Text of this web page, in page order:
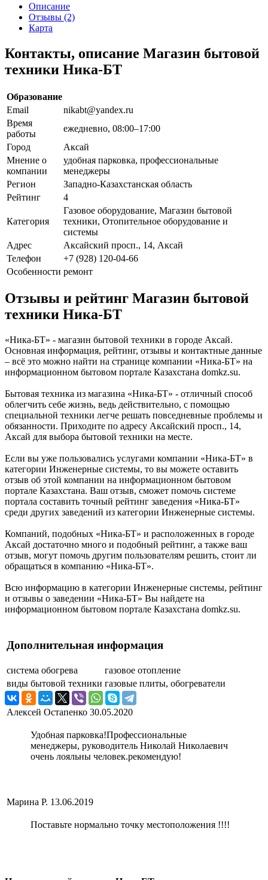
Описание
Отзывы (2)
Карта
Контакты, описание Магазин бытовой
техники Ника-БТ
Образование
Email
nikabt@yandex.ru
Время
работы
ежедневно, 08:00–17:00
Город
Аксай
Мнение о
компании
удобная парковка, профессиональные
менеджеры
Регион
Западно-Казахстанская область
Рейтинг
4
Категория
Газовое оборудование, Магазин бытовой
техники, Отопительное оборудование и
системы
Адрес
Аксайский просп., 14, Аксай
Телефон
+7 (928) 120-04-66
Особенности ремонт
Отзывы и рейтинг Магазин бытовой
техники Ника-БТ
«Ника-БТ» - магазин бытовой техники в городе Аксай.
Основная информация, рейтинг, отзывы и контактные данные
– всё это можно найти на странице компании «Ника-БТ» на
информационном бытовом портале Казахстана domkz.su.
Бытовая техника из магазина «Ника-БТ» - отличный способ
облегчить себе жизнь, ведь действительно, с помощью
специальной техники легче решать повседневные проблемы и
обязанности. Приходите по адресу Аксайский просп., 14,
Аксай для выбора бытовой техники на месте.
Если вы уже пользовались услугами компании «Ника-БТ» в
категории Инженерные системы, то вы можете оставить
отзыв об этой компании на информационном бытовом
портале Казахстана. Ваш отзыв, сможет помочь системе
портала составить точный рейтинг заведения «Ника-БТ»
среди других заведений из категории Инженерные системы.
Компаний, подобных «Ника-БТ» и расположенных в городе
Аксай достаточно много и подобный рейтинг, а также ваш
отзыв, могут помочь другим пользователям решить, стоит ли
обращаться в компанию «Ника-БТ».
Всю информацию в категории Инженерные системы, рейтинг
и отзывы о заведении «Ника-БТ» Вы найдете на
информационном бытовом портале Казахстана domkz.su.
Дополнительная информация
система обогрева
газовое отопление
виды бытовой техники газовые плиты, обогреватели
Алексей Остапенко 30.05.2020
Удобная парковка!Профессиональные
менеджеры, руководитель Николай Николаевич
очень лояльны человек.рекомендую!
Марина Р. 13.06.2019
Поставьте нормально точку местоположения !!!!